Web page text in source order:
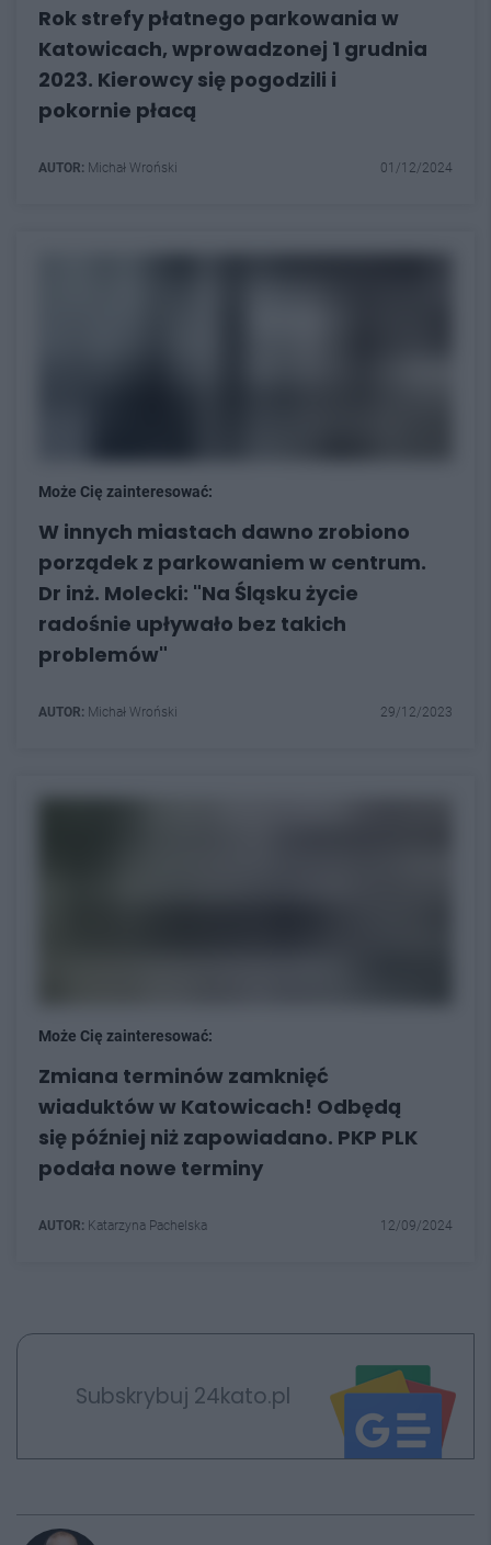
Rok strefy płatnego parkowania w
Katowicach, wprowadzonej 1 grudnia
2023. Kierowcy się pogodzili i
pokornie płacą
AUTOR: Michał Wroński 01/12/2024
Może Cię zainteresować:
W innych miastach dawno zrobiono
porządek z parkowaniem w centrum.
Dr inż. Molecki: "Na Śląsku życie
radośnie upływało bez takich
problemów"
AUTOR: Michał Wroński 29/12/2023
Może Cię zainteresować:
Zmiana terminów zamknięć
wiaduktów w Katowicach! Odbędą
się później niż zapowiadano. PKP PLK
podała nowe terminy
AUTOR: Katarzyna Pachelska 12/09/2024
Subskrybuj 24kato.pl